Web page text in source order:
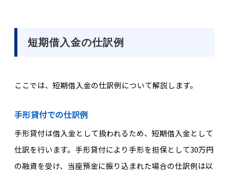
短期借入金の仕訳例
ここでは、短期借入金の仕訳例について解説します。
手形貸付での仕訳例
手形貸付は借入金として扱われるため、短期借入金として
仕訳を行います。手形貸付により手形を担保として30万円
の融資を受け、当座預金に振り込まれた場合の仕訳例は以